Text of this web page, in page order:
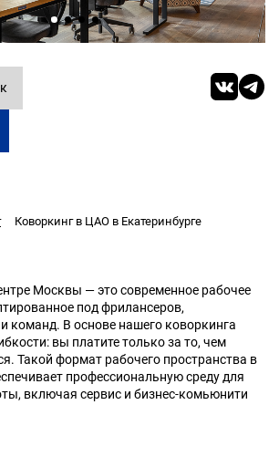
Коворкинг в ЦАО в Екатеринбурге
Москвы — это современное рабочее
под фрилансеров,
команд. В основе нашего коворкинга
вы платите только за то, чем
Такой формат рабочего пространства в
профессиональную среду для
включая сервис и бизнес-комьюнити